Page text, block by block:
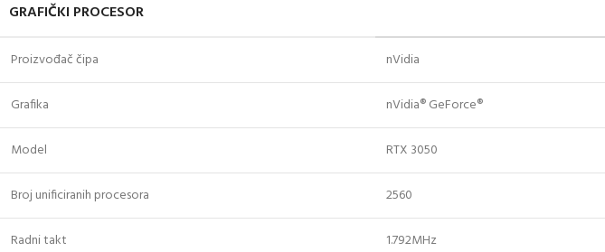
GRAFIČKI PROCESOR
Proizvođač čipa nVidia
Grafika nVidia® GeForce®
Model RTX 3050
Broj unificiranih procesora 2560
Radni takt 1.792MHz